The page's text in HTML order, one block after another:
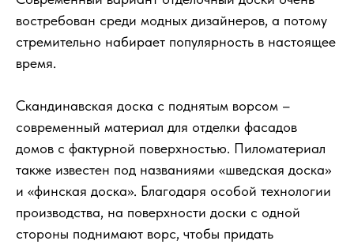
востребован среди модных дизайнеров, а потому
стремительно набирает популярность в настоящее
время.
Скандинавская доска с поднятым ворсом –
современный материал для отделки фасадов
домов с фактурной поверхностью. Пиломатериал
также известен под названиями «шведская доска»
и «финская доска». Благодаря особой технологии
производства, на поверхности доски с одной
стороны поднимают ворс, чтобы придать